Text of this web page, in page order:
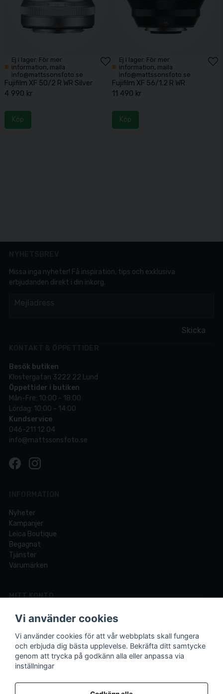
Ej i lager. För mer
information, maila
info@mattssonsfoto.se
Fujifilm XF 50/2 R WR Silver
4 990 kr
Köp
Ej i lager. För mer
information, maila
info@mattssonsfoto.se
Fujifilm XF 56/1.2 R WR
11 490 kr
Köp
Skicka
Missa inga nyheter! Få inspiration, tips och exklusiva
erbjudanden direkt i din inkorg.
Besök butiken
Klostergatan 3222 22 Lund
Öppettider i butiken
Mån-Fre: 10:00 - 18:00
Lördag: 10:00 - 14:00
Kundservice
046-211 12 04
info@mattssonsfoto.se
Nyheter
Kampanjer
Leica Boutique
Begagnat
Tjänster
Varumärken
MITT KONTO
Logga in
Registrera dig
Glömt lösenord?
Vi är experter på foto och video med över 100 års
Vi använder cookies
Vi använder cookies för att vår webbplats skall fungera
och erbjuda dig bästa upplevelse. Bekräfta ditt samtycke
genom att trycka på godkänn alla eller anpassa via
inställningar